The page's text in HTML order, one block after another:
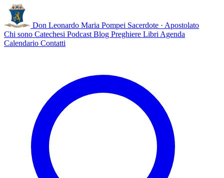
Don Leonardo Maria Pompei Sacerdote · Apostolato
Chi sono Catechesi Podcast Blog Preghiere Libri Agenda
Calendario Contatti